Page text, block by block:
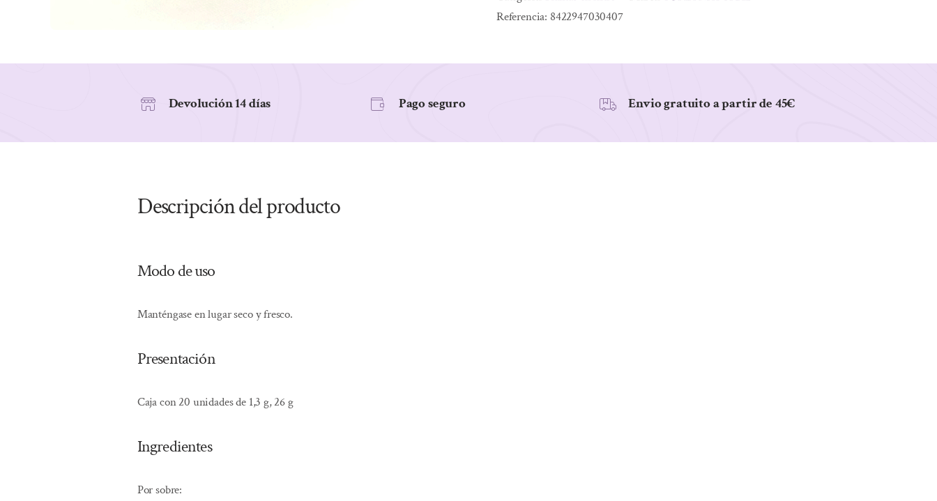
20
filtros
Referencia: 8422947030407
Devolución 14 días Pago seguro Envio gratuito a partir de 45€
Descripción del producto
Modo de uso
Manténgase en lugar seco y fresco.
Presentación
Caja con 20 unidades de 1,3 g, 26 g
Ingredientes
Por sobre: